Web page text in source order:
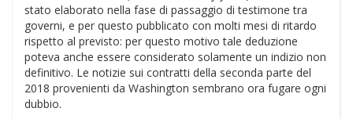
stato elaborato nella fase di passaggio di testimone tra
governi, e per questo pubblicato con molti mesi di ritardo
rispetto al previsto: per questo motivo tale deduzione
poteva anche essere considerato solamente un indizio non
definitivo. Le notizie sui contratti della seconda parte del
2018 provenienti da Washington sembrano ora fugare ogni
dubbio.